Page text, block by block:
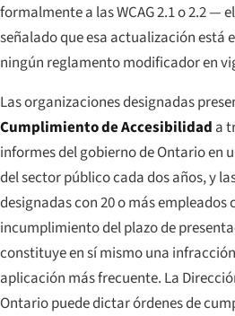
formalmente a las WCAG 2.1 o 2.2 —
señalado que esa actualización está
ningún reglamento modificador en
Las organizaciones designadas
Cumplimiento de Accesibilidad a
informes del gobierno de Ontario en
del sector público cada dos años, y
designadas con 20 o más empleados
incumplimiento del plazo de
constituye en sí mismo una
aplicación más frecuente. La
Ontario puede dictar órdenes de